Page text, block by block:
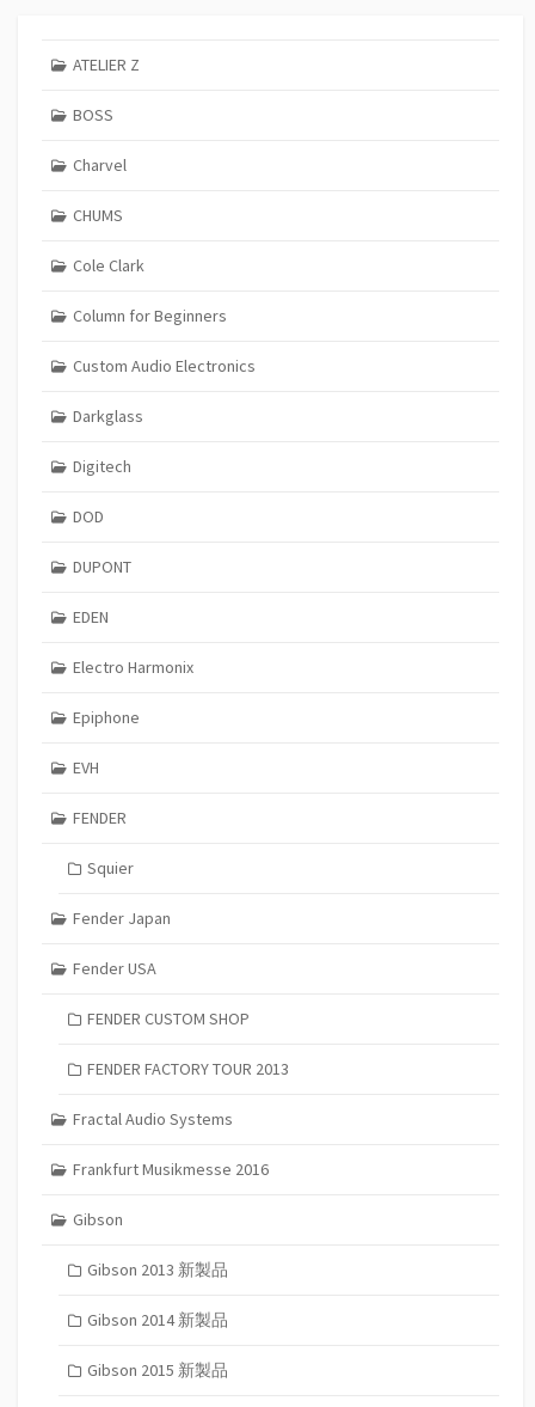
ATELIER Z
BOSS
Charvel
CHUMS
Cole Clark
Column for Beginners
Custom Audio Electronics
Darkglass
Digitech
DOD
DUPONT
EDEN
Electro Harmonix
Epiphone
EVH
FENDER
Squier
Fender Japan
Fender USA
FENDER CUSTOM SHOP
FENDER FACTORY TOUR 2013
Fractal Audio Systems
Frankfurt Musikmesse 2016
Gibson
Gibson 2013 新製品
Gibson 2014 新製品
Gibson 2015 新製品